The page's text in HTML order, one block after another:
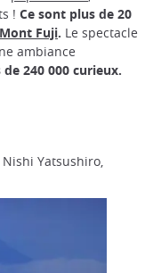
! Ce sont plus de 20
Mont Fuji. Le spectacle
ambiance
de 240 000 curieux.
Yatsushiro,